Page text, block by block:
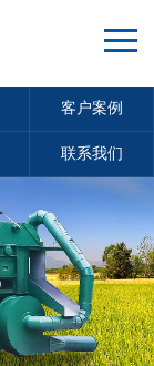
客户案例
联系我们